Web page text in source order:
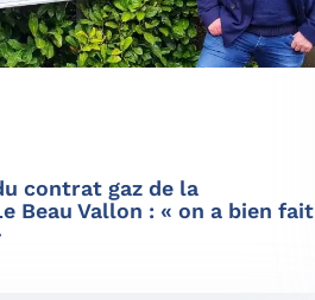
contrat gaz de la
Beau Vallon : « on a bien fait